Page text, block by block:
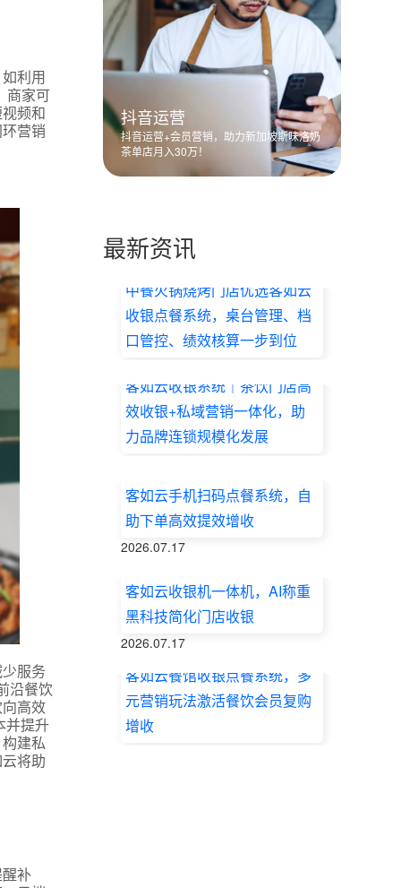
利用
商家可
频和
营销
服务
沿餐饮
高效
并提升
建私
将助
补
抖音运营
抖音运营+会员营销，助力新加坡斯味洛奶
茶单店月入30万！
最新资讯
中餐火锅烧烤门店优选客如云
收银点餐系统，桌台管理、档
口管控、绩效核算一步到位
客如云收银系统｜茶饮门店高
效收银+私域营销一体化，助
力品牌连锁规模化发展
客如云手机扫码点餐系统，自
助下单高效提效增收
2026.07.17
客如云收银机一体机，AI称重
黑科技简化门店收银
2026.07.17
客如云餐馆收银点餐系统，多
元营销玩法激活餐饮会员复购
增收